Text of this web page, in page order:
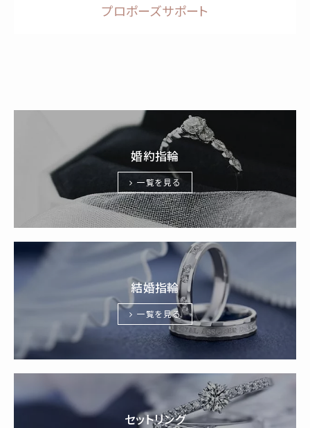
プロポーズサポート
婚約指輪
一覧を見る
結婚指輪
一覧を見る
セットリング